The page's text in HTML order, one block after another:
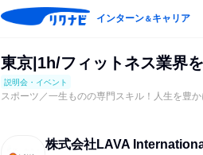
インターン＆キャリア
東京|1h/フィットネス業界
説明会・イベント
スポーツ／一生ものの専門スキル！人生を豊
株式会社LAVA